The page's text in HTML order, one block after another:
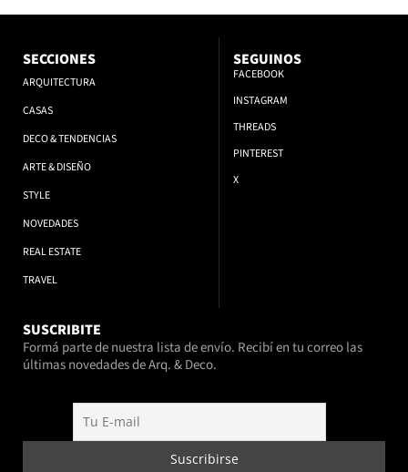
SECCIONES
ARQUITECTURA
CASAS
DECO & TENDENCIAS
ARTE & DISEÑO
STYLE
NOVEDADES
REAL ESTATE
TRAVEL
SEGUINOS
FACEBOOK
INSTAGRAM
THREADS
PINTEREST
X
SUSCRIBITE
Formá parte de nuestra lista de envío. Recibí en tu correo las
últimas novedades de Arq. & Deco.